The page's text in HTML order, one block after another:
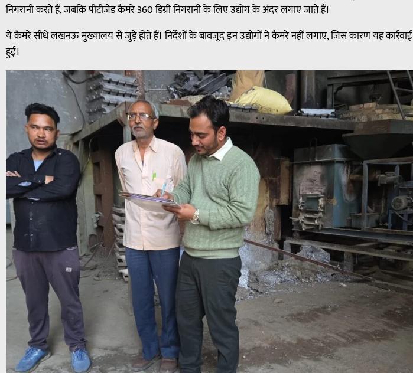
निगरानी करते हैं, जबकि पीटीजेड कैमरे 360 डिग्री निगरानी के लिए उद्योग के अंदर लगाए जाते हैं।
ये कैमरे सीधे लखनऊ मुख्यालय से जुड़े होते हैं। निर्देशों के बावजूद इन उद्योगों ने कैमरे नहीं लगाए, जिस कारण यह कार्रवाई
हुई।